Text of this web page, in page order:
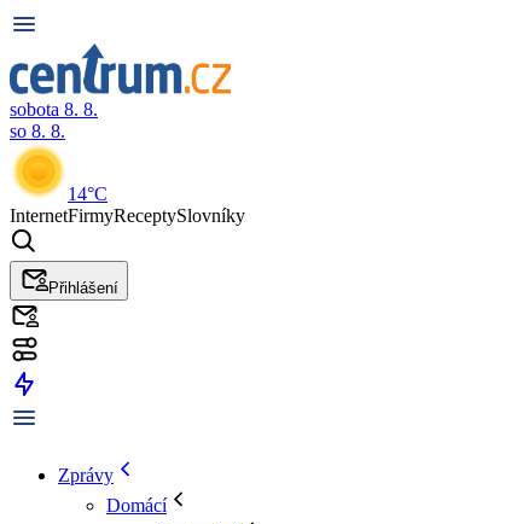
sobota 8. 8.
so 8. 8.
14°C
InternetFirmyReceptySlovníky
Přihlášení
Zprávy
Domácí